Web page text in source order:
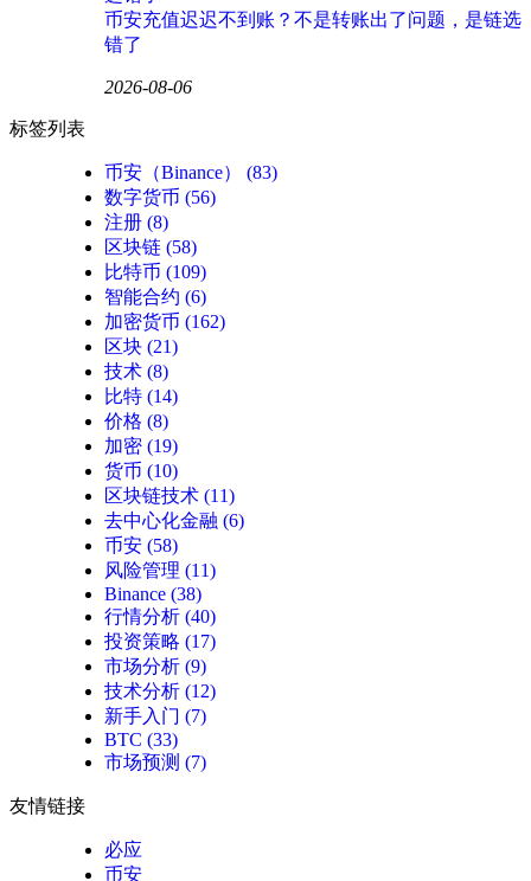
币安充值迟迟不到账？不是转账出了问题，是链选
错了
2026-08-06
标签列表
币安（Binance）
(83)
数字货币 (56)
注册 (8)
区块链 (58)
比特币 (109)
智能合约 (6)
加密货币 (162)
区块 (21)
技术 (8)
比特 (14)
价格 (8)
加密 (19)
货币 (10)
区块链技术 (11)
去中心化金融 (6)
币安 (58)
风险管理 (11)
Binance (38)
行情分析 (40)
投资策略 (17)
市场分析 (9)
技术分析 (12)
新手入门 (7)
BTC (33)
市场预测 (7)
友情链接
必应
币安